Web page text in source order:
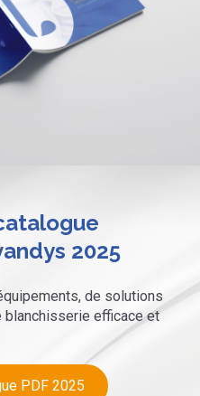
2025
de solutions
blanchisserie efficace et
PDF 2025